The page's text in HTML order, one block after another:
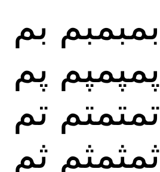
بمبمبم بم
پمپمپم پم
تمتمتم تم
ثمثمثم ثم